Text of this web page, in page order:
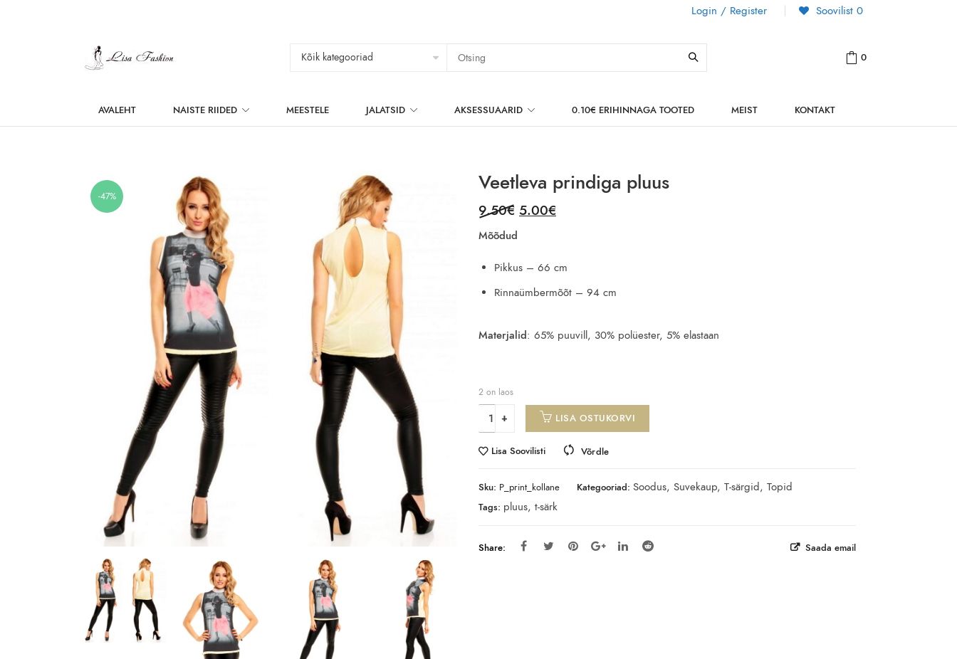
Login / Register Soovilist 0
0
AVALEHT NAISTE RIIDED MEESTELE JALATSID AKSESSUAARID 0.10€ ERIHINNAGA TOOTED MEIST KONTAKT
-47%
Veetleva prindiga pluus
9.50€ Original
9.50€.
5.00€
5.00€.
Mõõdud
Pikkus – 66 cm
Rinnaümbermõõt – 94 cm
Materjalid: 65% puuvill, 30% polüester, 5% elastaan
2 on laos
LISA OSTUKORVI
Lisa Soovilisti Võrdle
Sku: P_print_kollane Kategooriad: Soodus, Suvekaup, T-särgid, Topid
Tags: pluus, t-särk
Share: Saada email